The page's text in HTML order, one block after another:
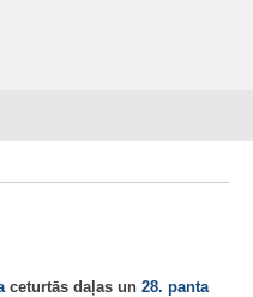
ceturtās daļas un 28. panta